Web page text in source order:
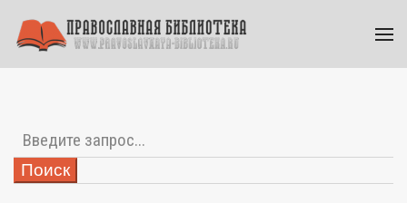
Поиск